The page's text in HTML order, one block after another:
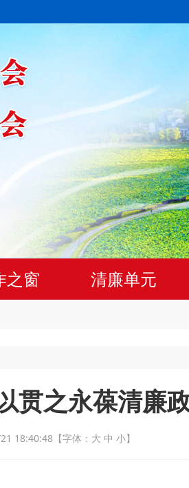
之窗 清廉单元
贯之永葆清廉
18:40:48 【字体： 大 中 小】